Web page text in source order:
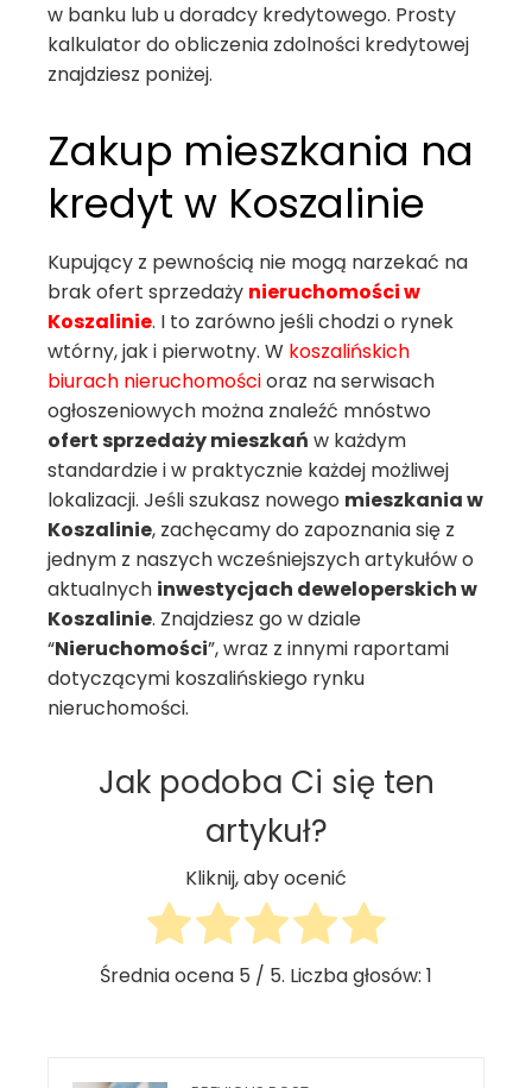
w banku lub u doradcy kredytowego. Prosty
kalkulator do obliczenia zdolności kredytowej
znajdziesz poniżej.
Zakup mieszkania na
kredyt w Koszalinie
Kupujący z pewnością nie mogą narzekać na
brak ofert sprzedaży nieruchomości w
Koszalinie. I to zarówno jeśli chodzi o rynek
wtórny, jak i pierwotny. W koszalińskich
biurach nieruchomościoraz na serwisach
ogłoszeniowych można znaleźć mnóstwo
ofert sprzedaży mieszkań w każdym
standardzie i w praktycznie każdej możliwej
lokalizacji. Jeśli szukasz nowego mieszkania w
Koszalinie, zachęcamy do zapoznania się z
jednym z naszych wcześniejszych artykułów o
aktualnych inwestycjach deweloperskich w
Koszalinie. Znajdziesz go w dziale
“Nieruchomości”, wraz z innymi raportami
dotyczącymi koszalińskiego rynku
nieruchomości.
Jak podoba Ci się ten
artykuł?
Kliknij, aby ocenić
Średnia ocena 5 / 5. Liczba głosów: 1